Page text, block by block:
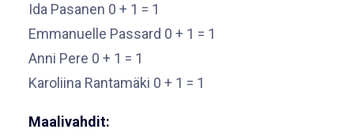
Ida Pasanen 0 + 1 = 1
Emmanuelle Passard 0 + 1 = 1
Anni Pere 0 + 1 = 1
Karoliina Rantamäki 0 + 1 = 1
Maalivahdit: